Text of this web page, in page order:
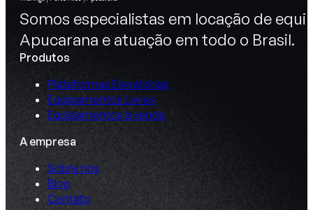
Somos especialistas em locação de
Apucarana e atuação em todo o Brasil.
Produtos
Plataformas Elevatórias
Equipamentos Leves
Equipamentos à venda
A empresa
Sobre nós
Blog
Contato